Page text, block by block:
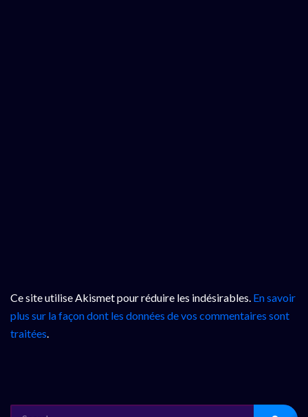
Ce site utilise Akismet pour réduire les indésirables. En savoir
plus sur la façon dont les données de vos commentaires sont
traitées.